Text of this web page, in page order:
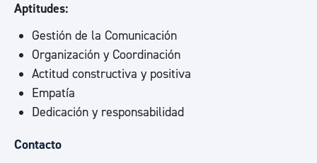
Aptitudes:
Gestión de la Comunicación
Organización y Coordinación
Actitud constructiva y positiva
Empatía
Dedicación y responsabilidad
Contacto